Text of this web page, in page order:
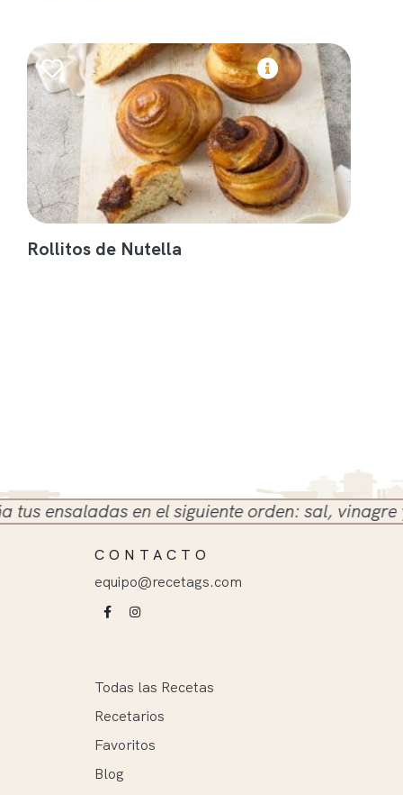
Rollitos de Nutella
en el siguiente orden: sal, vinagre y
CONTACTO
equipo@recetags.com
Todas las Recetas
Recetarios
Favoritos
Blog